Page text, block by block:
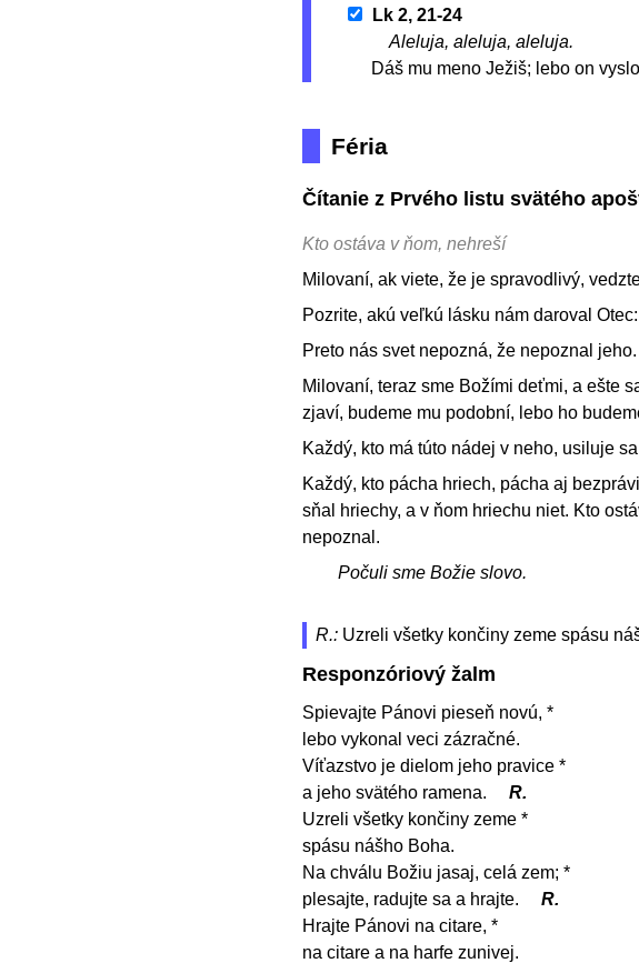
Lk 2, 21-24
Aleluja, aleluja, aleluja.
Dáš mu meno Ježiš; lebo on
Féria
Čítanie z Prvého listu svätého
Kto ostáva v ňom, nehreší
Milovaní, ak viete, že je spravodlivý,
Pozrite, akú veľkú lásku nám daroval
Preto nás svet nepozná, že nepoznal jeho.
Milovaní, teraz sme Božími deťmi, a ešte
zjaví, budeme mu podobní, lebo ho
Každý, kto má túto nádej v neho, usiluje
Každý, kto pácha hriech, pácha aj
sňal hriechy, a v ňom hriechu niet. Kto
nepoznal.
Počuli sme Božie slovo.
R.: Uzreli všetky končiny zeme spásu
Responzóriový žalm
Spievajte Pánovi pieseň novú, *
lebo vykonal veci zázračné.
Víťazstvo je dielom jeho pravice *
a jeho svätého ramena.
R.
Uzreli všetky končiny zeme *
spásu nášho Boha.
Na chválu Božiu jasaj, celá zem; *
plesajte, radujte sa a hrajte.
R.
Hrajte Pánovi na citare, *
na citare a na harfe zunivej.